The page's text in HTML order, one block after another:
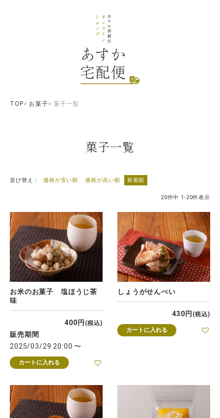
TOP お菓子 菓子一覧
菓子一覧
並び替え 価格が安い順 価格が高い順 新着順
20件中 1 -20件表示
お米のお菓子 塩ほうじ茶
味
400 税込
販売期間
2025/03/29 20:00 〜
カートに入れる
しょうがせんべい
430 税込
カートに入れる